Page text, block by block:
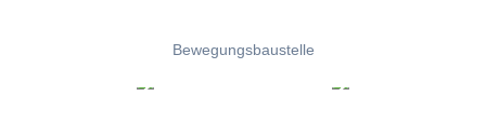
Bewegungsbaustelle